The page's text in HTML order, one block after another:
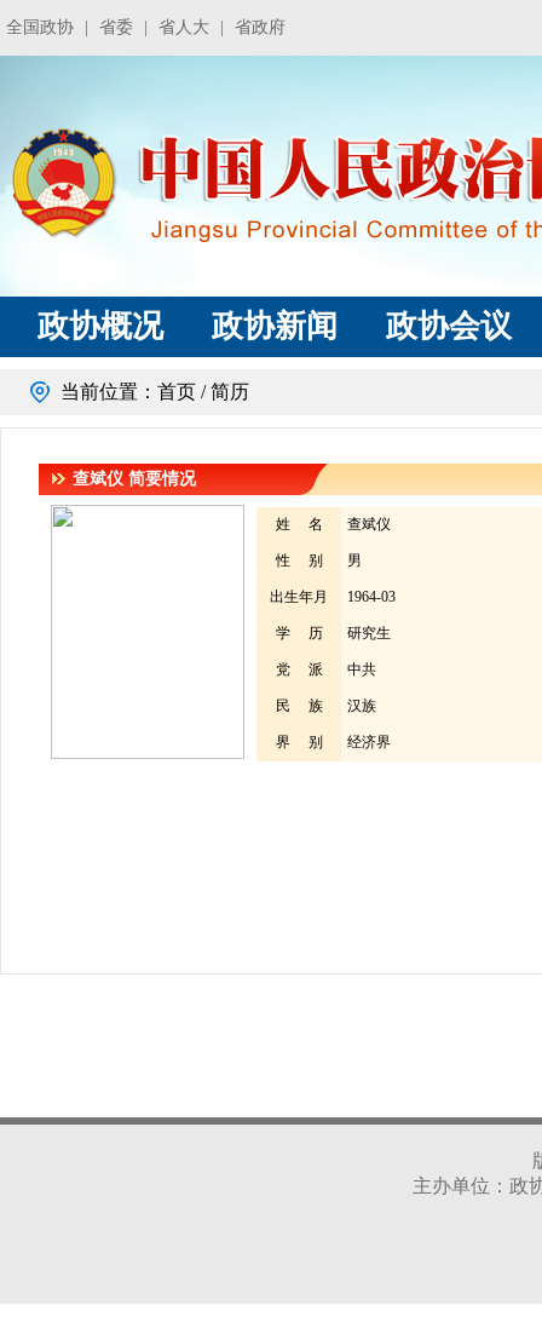
全国政协 省委 省人大 省政府
政协概况 政协新闻 政协会议
当前位置： 首页 / 简历
查斌仪 简要情况
姓 名 查斌仪
性 别 男
出生年月 1964-03
学 历 研究生
党 派 中共
民 族 汉族
界 别 经济界
主办单位：